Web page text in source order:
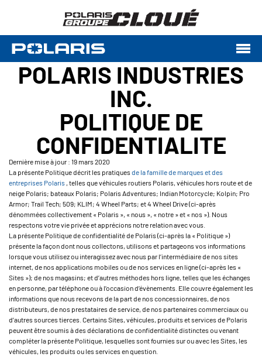
POLARIS INDUSTRIES
INC.
POLITIQUE DE
CONFIDENTIALITE
Dernière mise à jour : 19 mars 2020
La présente Politique décrit les pratiquesde la famille de marques et des
entreprises Polaris , telles que véhicules routiers Polaris, véhicules hors route et de
neige Polaris; bateaux Polaris; Polaris Adventures; Indian Motorcycle; Kolpin; Pro
Armor; Trail Tech; 509; KLIM; 4 Wheel Parts; et 4 Wheel Drive (ci-après
dénommées collectivement « Polaris », « nous », « notre » et « nos »). Nous
respectons votre vie privée et apprécions notre relation avec vous.
La présente Politique de confidentialité de Polaris (ci-après la « Politique »)
présente la façon dont nous collectons, utilisons et partageons vos informations
lorsque vous utilisez ou interagissez avec nous par l’intermédiaire de nos sites
internet, de nos applications mobiles ou de nos services en ligne (ci-après les «
Sites »); de nos magasins; et d’autres méthodes hors ligne, telles que les échanges
en personne, par téléphone ou à l’occasion d’évènements. Elle couvre également les
informations que nous recevons de la part de nos concessionnaires, de nos
distributeurs, de nos prestataires de service, de nos partenaires commerciaux ou
d’autres sources tierces. Certains Sites, véhicules, produits et services de Polaris
peuvent être soumis à des déclarations de confidentialité distinctes ou venant
compléter la présente Politique, lesquelles sont fournies sur ou avec les Sites, les
véhicules, les produits ou les services en question.